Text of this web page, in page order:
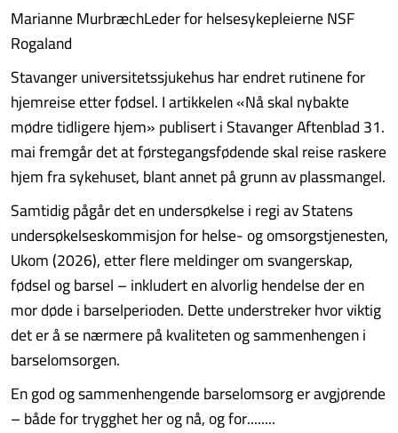
Marianne MurbræchLeder for helsesykepleierne NSF
Rogaland
Stavanger universitetssjukehus har endret rutinene for
hjemreise etter fødsel. I artikkelen «Nå skal nybakte
mødre tidligere hjem» publisert i Stavanger Aftenblad 31.
mai fremgår det at førstegangsfødende skal reise raskere
hjem fra sykehuset, blant annet på grunn av plassmangel.
Samtidig pågår det en undersøkelse i regi av Statens
undersøkelseskommisjon for helse- og omsorgstjenesten,
Ukom (2026), etter flere meldinger om svangerskap,
fødsel og barsel – inkludert en alvorlig hendelse der en
mor døde i barselperioden. Dette understreker hvor viktig
det er å se nærmere på kvaliteten og sammenhengen i
barselomsorgen.
En god og sammenhengende barselomsorg er avgjørende
– både for trygghet her og nå, og for........